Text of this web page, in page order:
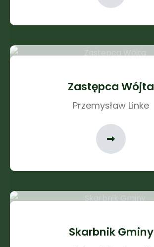
Zastępca Wójta
Przemysław Linke
Skarbnik Gminy